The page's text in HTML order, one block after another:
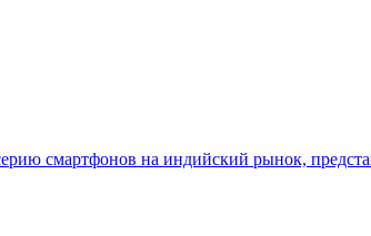
смартфонов на индийский рынок,